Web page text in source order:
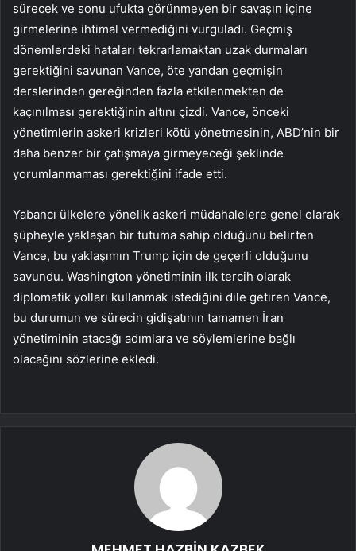
sürecek ve sonu ufukta görünmeyen bir savaşın içine
girmelerine ihtimal vermediğini vurguladı. Geçmiş
dönemlerdeki hataları tekrarlamaktan uzak durmaları
gerektiğini savunan Vance, öte yandan geçmişin
derslerinden gereğinden fazla etkilenmekten de
kaçınılması gerektiğinin altını çizdi. Vance, önceki
yönetimlerin askeri krizleri kötü yönetmesinin, ABD’nin bir
daha benzer bir çatışmaya girmeyeceği şeklinde
yorumlanmaması gerektiğini ifade etti.
Yabancı ülkelere yönelik askeri müdahalelere genel olarak
şüpheyle yaklaşan bir tutuma sahip olduğunu belirten
Vance, bu yaklaşımın Trump için de geçerli olduğunu
savundu. Washington yönetiminin ilk tercih olarak
diplomatik yolları kullanmak istediğini dile getiren Vance,
bu durumun ve sürecin gidişatının tamamen İran
yönetiminin atacağı adımlara ve söylemlerine bağlı
olacağını sözlerine ekledi.